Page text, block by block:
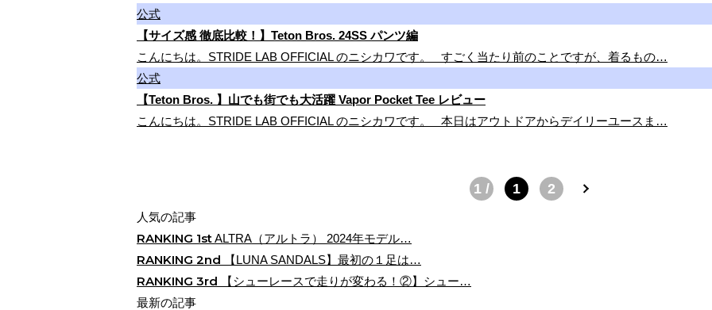
公式
【サイズ感 徹底比較！】Teton Bros. 24SS パンツ編
こんにちは。STRIDE LAB OFFICIAL のニシカワです。 すごく当たり前のことですが、着るもの…
公式
【Teton Bros. 】山でも街でも大活躍 Vapor Pocket Tee レビュー
こんにちは。STRIDE LAB OFFICIAL のニシカワです。 本日はアウトドアからデイリーユースま…
1 /
1
2
人気の記事
RANKING 1stALTRA（アルトラ） 2024年モデル…
RANKING 2nd 【LUNA SANDALS】最初の１足は…
RANKING 3rd
【シューレースで走りが変わる！②】シュー…
最新の記事